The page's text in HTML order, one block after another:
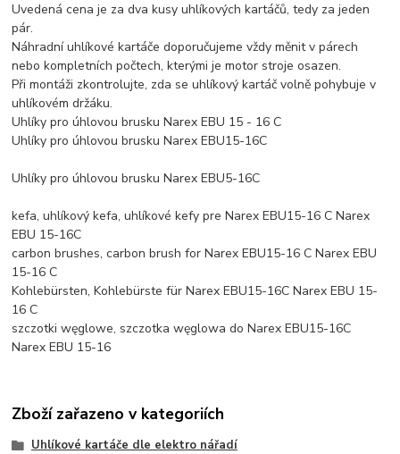
Uvedená cena je za dva kusy uhlíkových kartáčů, tedy za jeden
pár.
Náhradní uhlíkové kartáče doporučujeme vždy měnit v párech
nebo kompletních počtech, kterými je motor stroje osazen.
Při montáži zkontrolujte, zda se uhlíkový kartáč volně pohybuje v
uhlíkovém držáku.
Uhlíky pro úhlovou brusku Narex EBU 15 - 16 C
Uhlíky pro úhlovou brusku Narex EBU15-16C
Uhlíky pro úhlovou brusku Narex EBU5-16C
kefa, uhlíkový kefa, uhlíkové kefy pre Narex EBU15-16 C Narex
EBU 15-16C
carbon brushes, carbon brush for Narex EBU15-16 C Narex EBU
15-16 C
Kohlebürsten, Kohlebürste für Narex EBU15-16C Narex EBU 15-
16 C
szczotki węglowe, szczotka węglowa do Narex EBU15-16C
Narex EBU 15-16
Zboží zařazeno v kategoriích
Uhlíkové kartáče dle elektro nářadí